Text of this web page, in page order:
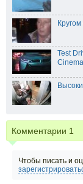
Test
Комментарии 1
Чтобы писать и